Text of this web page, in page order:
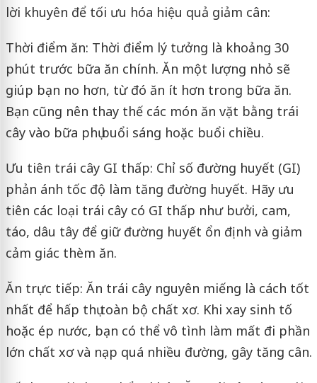
lời khuyên để tối ưu hóa hiệu quả giảm cân:
Thời điểm ăn: Thời điểm lý tưởng là khoảng 30
phút trước bữa ăn chính. Ăn một lượng nhỏ sẽ
giúp bạn no hơn, từ đó ăn ít hơn trong bữa ăn.
Bạn cũng nên thay thế các món ăn vặt bằng trái
cây vào bữa phụ buổi sáng hoặc buổi chiều.
Ưu tiên trái cây GI thấp: Chỉ số đường huyết (GI)
phản ánh tốc độ làm tăng đường huyết. Hãy ưu
tiên các loại trái cây có GI thấp như bưởi, cam,
táo, dâu tây để giữ đường huyết ổn định và giảm
cảm giác thèm ăn.
Ăn trực tiếp: Ăn trái cây nguyên miếng là cách tốt
nhất để hấp thụ toàn bộ chất xơ. Khi xay sinh tố
hoặc ép nước, bạn có thể vô tình làm mất đi phần
lớn chất xơ và nạp quá nhiều đường, gây tăng cân.